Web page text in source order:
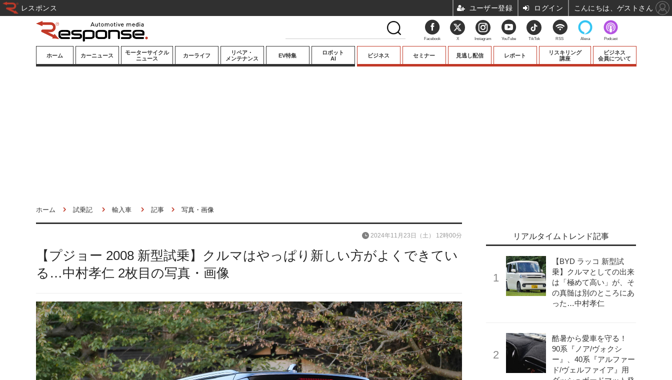
ホーム カーニュース
モーターサイクル
ニュース
カーライフ
リペア・
メンテナンス
EV特集
ロボット
AI
ビジネス セミナー 見逃し配信 レポート
リスキリング
講座
ビジネス
会員について
ホーム 試乗記 輸入車 記事 写真・画像
【プジョー 2008 新型試乗】クルマはやっぱり新しい方がよくできてい
る…中村孝仁 2枚目の写真・画像
2024年11月23日（土） 12時00分 リアルタイムトレンド記事
【BYD ラッコ 新型試
乗】クルマとしての出来
は「極めて高い」が、そ
の真髄は別のところにあ
った…中村孝仁
酷暑から愛車を守る！
90系『ノア/ヴォクシ
ー』、40系『アルファー
ド/ヴェルファイア』用
Facebook X Instagram YouTube TikTok RSS Alexa Podcast
レスポンス ユーザー登録 ログイン こんにちは、ゲストさん